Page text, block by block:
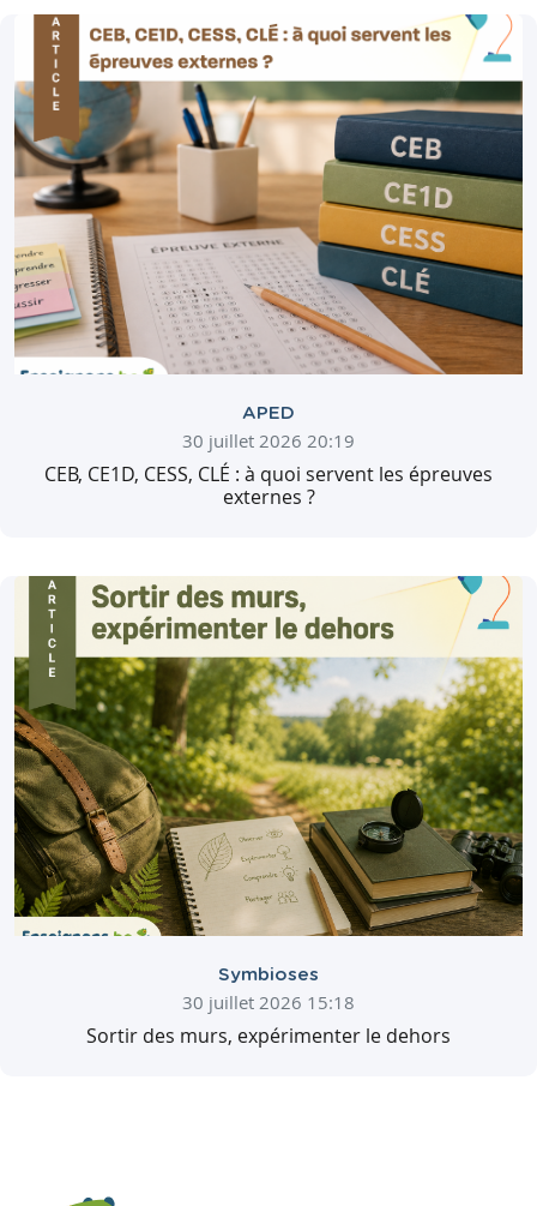
APED
30 juillet 2026 20:19
CEB, CE1D, CESS, CLÉ : à quoi servent les épreuves
externes ?
Symbioses
30 juillet 2026 15:18
Sortir des murs, expérimenter le dehors